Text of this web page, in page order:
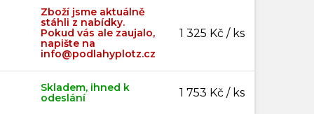
Zboží jsme aktuálně
stáhli z nabídky.
Pokud vás ale zaujalo,
napište na
info@podlahyplotz.cz
1 325 Kč / ks
Skladem, ihned k
odeslání
1 753 Kč / ks